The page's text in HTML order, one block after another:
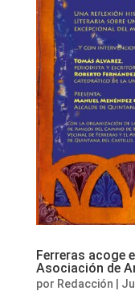
Ferreras acoge
Asociación de
por Redacción